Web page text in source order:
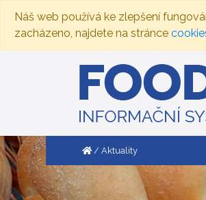
Náš web používá ke zlepšení
zacházeno, najdete na stránce
Aktuality